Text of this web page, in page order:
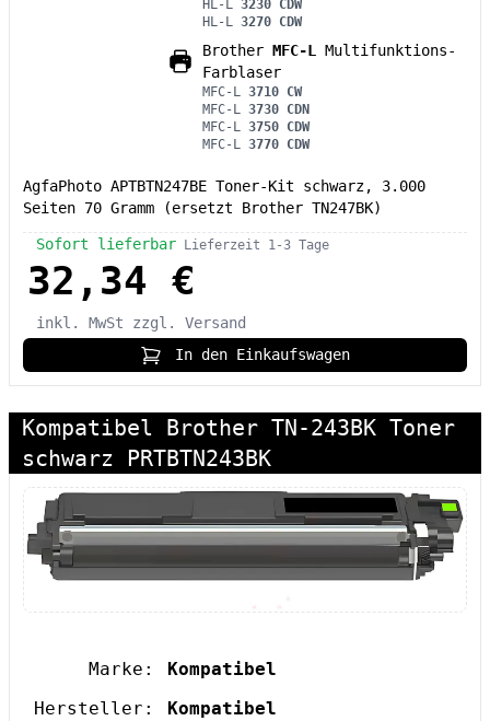
HL-L
3230 CDW
HL-L
3270 CDW
Brother MFC-L
Multifunktions-
Farblaser
MFC-L
3710 CW
MFC-L
3730 CDN
MFC-L
3750 CDW
MFC-L
3770 CDW
AgfaPhoto APTBTN247BE Toner-Kit schwarz, 3.000
Seiten 70 Gramm (ersetzt Brother TN247BK)
Sofort lieferbar Lieferzeit 1-3 Tage
32,34 €
inkl. MwSt
zzgl. Versand
In den Einkaufswagen
Kompatibel Brother TN-243BK Toner
schwarz PRTBTN243BK
Marke:
Kompatibel
Hersteller:
Kompatibel